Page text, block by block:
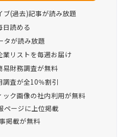
ブ(過去)記事が読み放題
日読める
タが読み放題
リストを毎週お届け
易財務調査が無料
査が全10％割引
ック画像の社内利用が無料
ページに上位掲載
掲載が無料